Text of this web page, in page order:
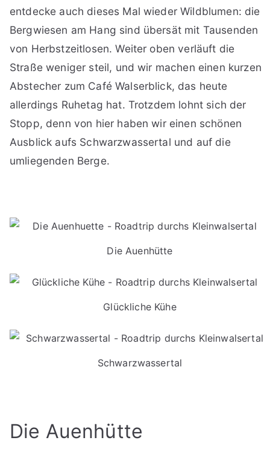
entdecke auch dieses Mal wieder Wildblumen: die
Bergwiesen am Hang sind übersät mit Tausenden
von Herbstzeitlosen. Weiter oben verläuft die
Straße weniger steil, und wir machen einen kurzen
Abstecher zum Café Walserblick, das heute
allerdings Ruhetag hat. Trotzdem lohnt sich der
Stopp, denn von hier haben wir einen schönen
Ausblick aufs Schwarzwassertal und auf die
umliegenden Berge.
Die Auenhütte
Glückliche Kühe
Schwarzwassertal
Die Auenhütte